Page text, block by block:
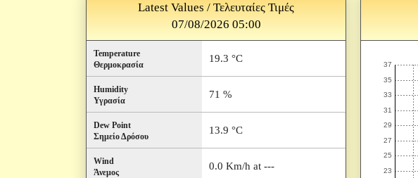
Latest Values / Τελευταίες Τιμές
07/08/2026 05:00
Temperature
Θερμοκρασία
19.3 °C
Humidity
Υγρασία
71 %
Dew Point
Σημείο Δρόσου
13.9 °C
Wind
Άνεμος
0.0 Km/h at ---